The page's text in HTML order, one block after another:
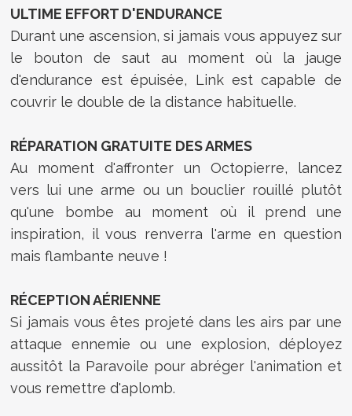
ULTIME EFFORT D'ENDURANCE
Durant une ascension, si jamais vous appuyez sur
le bouton de saut au moment où la jauge
d'endurance est épuisée, Link est capable de
couvrir le double de la distance habituelle.
RÉPARATION GRATUITE DES ARMES
Au moment d'affronter un Octopierre, lancez
vers lui une arme ou un bouclier rouillé plutôt
qu'une bombe au moment où il prend une
inspiration, il vous renverra l'arme en question
mais flambante neuve !
RÉCEPTION AÉRIENNE
Si jamais vous êtes projeté dans les airs par une
attaque ennemie ou une explosion, déployez
aussitôt la Paravoile pour abréger l'animation et
vous remettre d'aplomb.